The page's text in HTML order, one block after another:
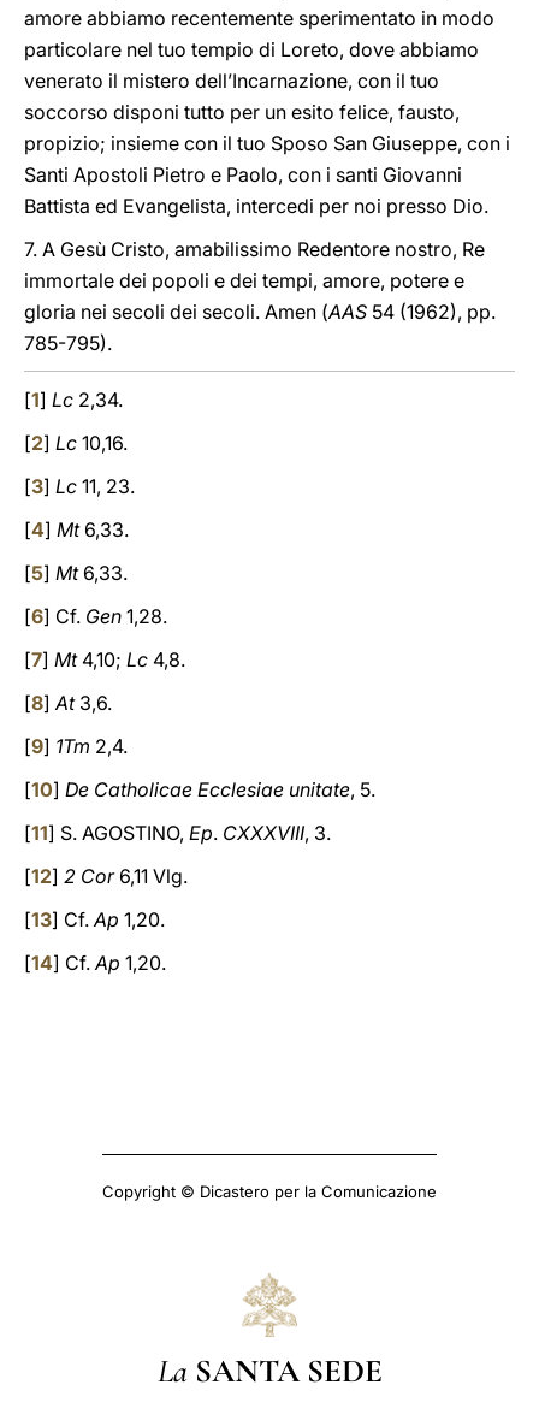
amore abbiamo recentemente sperimentato in modo
particolare nel tuo tempio di Loreto, dove abbiamo
venerato il mistero dell’Incarnazione, con il tuo
soccorso disponi tutto per un esito felice, fausto,
propizio; insieme con il tuo Sposo San Giuseppe, con i
Santi Apostoli Pietro e Paolo, con i santi Giovanni
Battista ed Evangelista, intercedi per noi presso Dio.
7. A Gesù Cristo, amabilissimo Redentore nostro, Re
immortale dei popoli e dei tempi, amore, potere e
gloria nei secoli dei secoli. Amen (AAS 54 (1962), pp.
785-795).
[1] Lc 2,34.
[2] Lc 10,16.
[3] Lc 11, 23.
[4] Mt6,33.
[5] Mt6,33.
[6] Cf. Gen 1,28.
[7] Mt4,10; Lc 4,8.
[8]At3,6.
[9] 1Tm 2,4.
[10] De Catholicae Ecclesiae unitate, 5.
[11] S. AGOSTINO, Ep. CXXXVIII, 3.
[12] 2 Cor6,11 Vlg.
[13] Cf.Ap 1,20.
[14] Cf.Ap 1,20.
Copyright © Dicastero per la Comunicazione
La SANTA SEDE